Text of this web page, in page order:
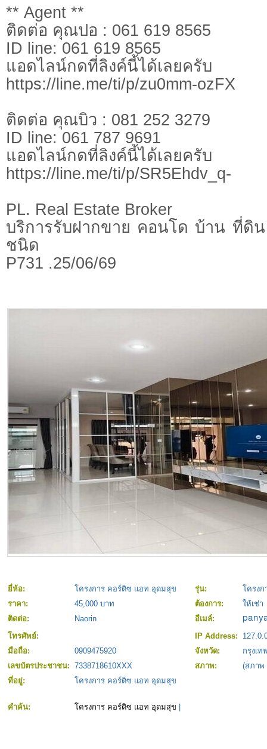
** Agent **
ติดต่อ คุณปอ : 061 619 8565
ID line: 061 619 8565
แอดไลน์กดที่ลิงค์นี้ไ
https://line.me/ti/p/zu0mm-ozFX
ติดต่อ คุณบิว : 081 252 3279
ID line: 061 787 9691
แอดไลน์กดที่ลิงค์นี้ไ
https://line.me/ti/p/SR5Ehdv_q-
PL. Real Estate Broker
บริการรับฝากขาย คอนโด บ้าน ที่ดิ
ชนิด
P731 .25/06/69
ยี่ห้อ: โครงการ คอร์ดิซ แอท อุดมสุข รุ่น:
โครง
ราคา:
45,000 บาท ต้องการ:
ให้เช่า
ติดต่อ:
Naorin
อีเมล์:
โทรศัพย์:
IP Address:
มือถือ:
0909475920 จังหวัด:
กรุงเ
เลขบัตรประชาชน: 7338718610XXX สภาพ:
(สภาพ
ที่อยู่:
โครงการ คอร์ดิซ แอท อุดมสุข
คำค้น: โครงการ คอร์ดิซ แอท อุดมสุข